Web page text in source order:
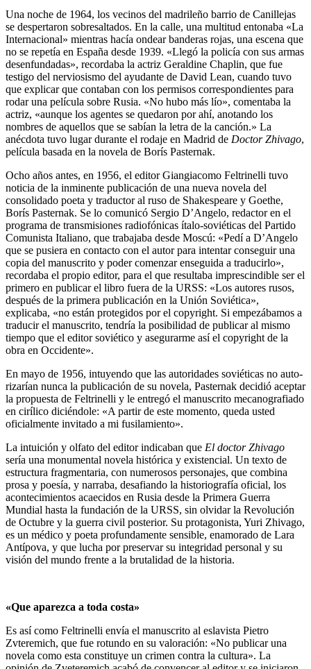
Una noche de 1964, los vecinos del madrileño barrio de Canillejas
se despertaron sobresaltados. En la calle, una multitud entonaba «La
Internacional» mientras hacía ondear banderas rojas, una escena que
no se repetía en España desde 1939. «Llegó la policía con sus armas
desenfun­dadas», recordaba la actriz Geraldine Chaplin, que fue
testigo del nervio­sismo del ayudante de David Lean, cuando tuvo
que explicar que contaban con los permisos correspondientes para
rodar una película sobre Rusia. «No hubo más lío», comentaba la
actriz, «aunque los agentes se queda­ron por ahí, anotando los
nombres de aquellos que se sabían la letra de la canción.» La
anécdota tuvo lugar durante el rodaje en Madrid de Doctor Zhivago,
película basada en la novela de Borís Pasternak.
Ocho años antes, en 1956, el editor Giangiacomo Feltrinelli tuvo
noticia de la inminente publicación de una nueva novela del
consolidado poeta y traductor al ruso de Shakespeare y Goethe,
Borís Pasternak. Se lo comu­nicó Sergio D’Angelo, redactor en el
programa de transmisiones radiofó­nicas ítalo-soviéticas del Partido
Comunista Italiano, que trabajaba desde Moscú: «Pedí a D’Angelo
que se pusiera en contacto con el autor para intentar conseguir una
copia del manuscrito y poder comenzar enseguida a traducirlo»,
recordaba el propio editor, para el que resultaba imprescindi­ble ser el
primero en publicar el libro fuera de la URSS: «Los autores rusos,
después de la primera publicación en la Unión Soviética»,
explicaba, «no están protegidos por el copyright. Si empezábamos a
traducir el manuscri­to, tendría la posibilidad de publicar al mismo
tiempo que el editor soviéti­co y asegurarme así el copyright de la
obra en Occidente».
En mayo de 1956, intuyendo que las autoridades soviéticas no auto­
rizarían nunca la publicación de su novela, Pasternak decidió aceptar
la propuesta de Feltrinelli y le entregó el manuscrito mecanografiado
en cirílico diciéndole: «A partir de este momento, queda usted
oficialmente invitado a mi fusilamiento».
La intuición y olfato del editor indicaban que El doctor Zhivago
sería una monumental novela histórica y existencial. Un texto de
estructura fragmentaria, con numerosos perso­najes, que combina
prosa y poesía, y narraba, desafiando la historiografía oficial, los
acontecimientos acaecidos en Rusia desde la Primera Guerra
Mundial hasta la fundación de la URSS, sin olvidar la Revolución
de Octubre y la guerra civil posterior. Su protago­nista, Yuri Zhivago,
es un médico y poeta profundamente sensible, enamo­rado de Lara
Antípova, y que lucha por preservar su integridad personal y su
visión del mundo frente a la brutalidad de la historia.
«Que aparezca a toda costa»
Es así como Feltrinelli envía el manuscrito al eslavista Pietro
Zvteremich, que fue rotundo en su valoración: «No publicar una
novela como esta constituye un crimen contra la cultura». La